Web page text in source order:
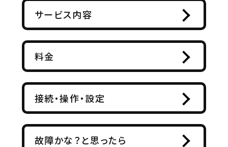
サービス内容
料金
接続・操作・設定
故障かな？と思ったら